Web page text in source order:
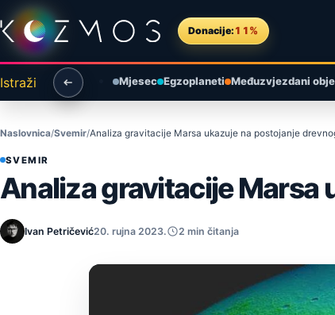
Preskoči na sadržaj
Donacije: 11%
Istraži Mjesec Egzoplaneti Međuzvjezdani
Naslovnica Svemir Analiza gravitacije Marsa ukazuje na postojanje
SVEMIR
Analiza gravitacije Marsa
Ivan Petričević20. rujna 2023. 2 min čitanja